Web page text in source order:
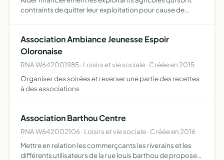
contraints de quitter leur exploitation pour cause de
Association Ambiance Jeunesse Espoir
Oloronaise
RNA W642001985 · Loisirs et vie sociale · Créée en 2015
Organiser des soirées et reverser une partie des recettes
à des associations
Association Barthou Centre
RNA W642002106 · Loisirs et vie sociale · Créée en 2016
Mettre en relation les commerçcants les riverains et les
différents utilisateurs de la rue louis barthou de proposer